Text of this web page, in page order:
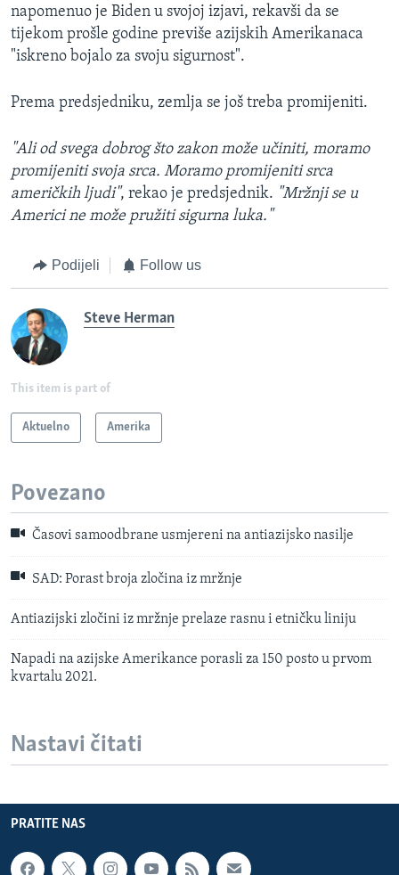
napomenuo je Biden u svojoj izjavi, rekavši da se
tijekom prošle godine previše azijskih Amerikanaca
"iskreno bojalo za svoju sigurnost".
Prema predsjedniku, zemlja se još treba promijeniti.
"Ali od svega dobrog što zakon može učiniti, moramo
promijeniti svoja srca. Moramo promijeniti srca
američkih ljudi", rekao je predsjednik. "Mržnji se u
Americi ne može pružiti sigurna luka."
Podijeli Follow us
Steve Herman
This item is part of
Aktuelno Amerika
Povezano
Časovi samoodbrane usmjereni na antiazijsko nasilje
SAD: Porast broja zločina iz mržnje
Antiazijski zločini iz mržnje prelaze rasnu i etničku liniju
Napadi na azijske Amerikance porasli za 150 posto u prvom
kvartalu 2021.
Nastavi čitati
PRATITE NAS